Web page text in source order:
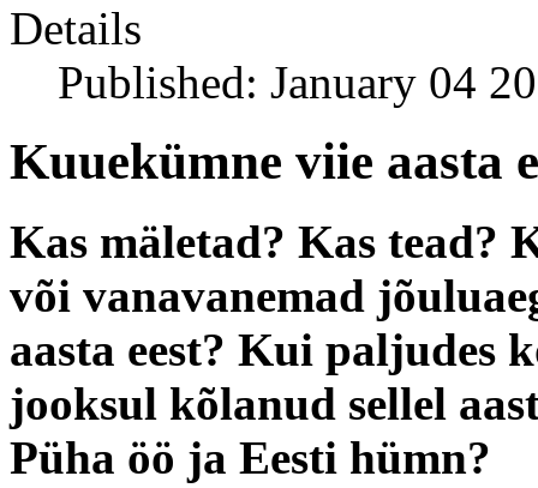
Details
Published: January 04
Kuuekümne viie aasta
Kas mäletad? Kas tead?
või vanavanemad
aasta eest? Kui paljudes
jooksul kõlanud sellel
Püha öö ja Eesti hümn?